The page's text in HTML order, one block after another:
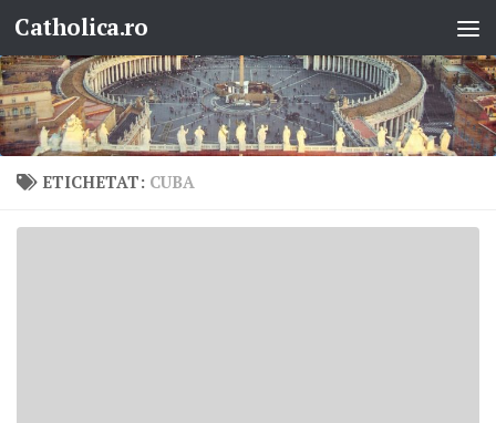
Skip to content
Catholica.ro
ETICHETAT: CUBA